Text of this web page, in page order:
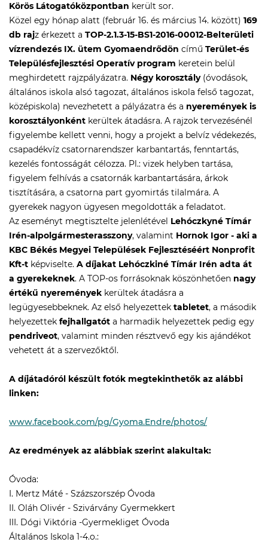
Körös Látogatóközpontban került sor.
Közel egy hónap alatt (február 16. és március 14. között) 169
db rajz érkezett a TOP-2.1.3-15-BS1-2016-00012-Belterületi
vízrendezés IX. ütem Gyomaendrődön című Terület-és
Településfejlesztési Operatív program keretein belül
meghirdetett rajzpályázatra. Négy korosztály(óvodások,
általános iskola alsó tagozat, általános iskola felső tagozat,
középiskola) nevezhetett a pályázatra és a nyeremények is
korosztályonként kerültek átadásra. A rajzok tervezésénél
figyelembe kellett venni, hogy a projekt a belvíz védekezés,
csapadékvíz csatornarendszer karbantartás, fenntartás,
kezelés fontosságát célozza. Pl.: vizek helyben tartása,
figyelem felhívás a csatornák karbantartására, árkok
tisztítására, a csatorna part gyomirtás tilalmára. A
gyerekek nagyon ügyesen megoldották a feladatot.
Az eseményt megtisztelte jelenlétével Lehóczkyné Tímár
Irén-alpolgármesterasszony, valamint Hornok Igor - aki a
KBC Békés Megyei Települések Fejlesztéséért Nonprofit
Kft-t képviselte. A díjakat Lehóczkiné Tímár Irén adta át
a gyerekeknek. A TOP-os forrásoknak köszönhetően nagy
értékű nyeremények kerültek átadásra a
legügyesebbeknek. Az első helyezettek tabletet, a második
helyezettek fejhallgatót a harmadik helyezettek pedig egy
pendriveot, valamint minden résztvevő egy kis ajándékot
vehetett át a szervezőktől.
A díjátadóról készült fotók megtekinthetők az alábbi
linken:
www.facebook.com/pg/Gyoma.Endre/photos/
Az eredmények az alábbiak szerint alakultak:
Óvoda:
I. Mertz Máté - Százszorszép Óvoda
II. Oláh Olivér - Szivárvány Gyermekkert
III. Dógi Viktória -Gyermekliget Óvoda
Általános Iskola 1-4.o.: